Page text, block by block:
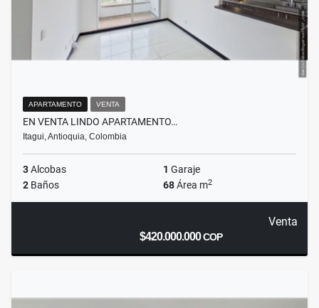
APARTAMENTO VENTA
EN VENTA LINDO APARTAMENTO…
Itagui, Antioquia, Colombia
3Alcobas 1 Garaje
2 Baños 68Área m2
Venta
$420.000.000COP